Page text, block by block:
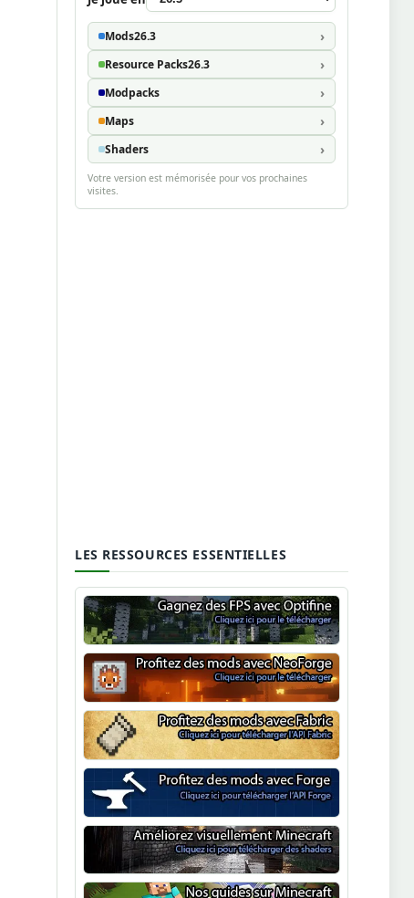
Mods26.3
Resource Packs26.3
Modpacks
Maps
Shaders
Votre version est mémorisée pour vos prochaines
visites.
LES RESSOURCES ESSENTIELLES
Optifine
NeoForge
Minecraft Fabric
Minecraft Forge
Shaders Minecraft